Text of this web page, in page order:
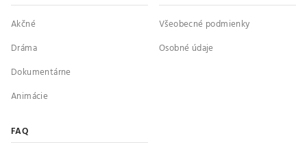
Akčné
Dráma
Dokumentárne
Animácie
Všeobecné podmienky
Osobné údaje
FAQ